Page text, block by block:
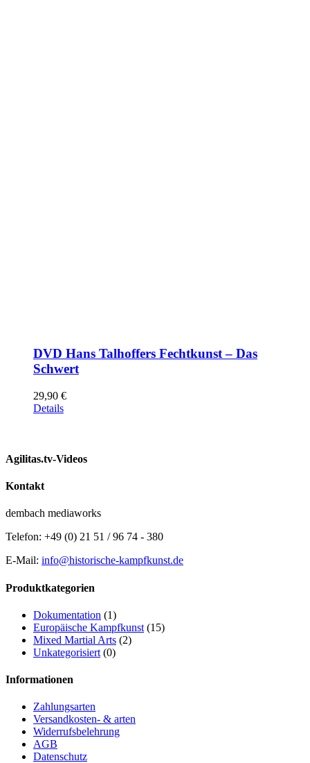
DVD Hans Talhoffers Fechtkunst – Das
Schwert
29,90 €
Details
Agilitas.tv-Videos
Kontakt
dembach mediaworks
Telefon: +49 (0) 21 51 / 96 74 - 380
E-Mail: info@historische-kampfkunst.de
Produktkategorien
Dokumentation (1)
Europäische Kampfkunst (15)
Mixed Martial Arts (2)
Unkategorisiert (0)
Informationen
Zahlungsarten
Versandkosten- & arten
Widerrufsbelehrung
AGB
Datenschutz